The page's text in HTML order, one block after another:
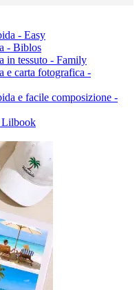
- Easy
- Biblos
in tessuto - Family
e carta fotografica -
e facile composizione -
Lilbook